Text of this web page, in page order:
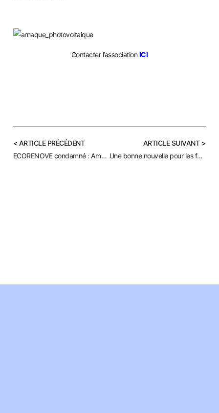
Contacter l’associationICI
< ARTICLE PRÉCÉDENT
ECORENOVE condamné : Arnaque aux photovoltaïque à Lyon
ARTICLE SUIVANT >
Une bonne nouvelle pour les fêtes de fin d’année !